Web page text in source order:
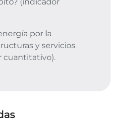
por la
y servicios
cuantitativo).